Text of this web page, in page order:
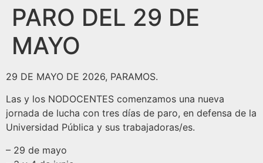
PARO DEL 29 DE
MAYO
29 DE MAYO DE 2026, PARAMOS.
Las y los NODOCENTES comenzamos una nueva
jornada de lucha con tres días de paro, en defensa de la
Universidad Pública y sus trabajadoras/es.
– 29 de mayo